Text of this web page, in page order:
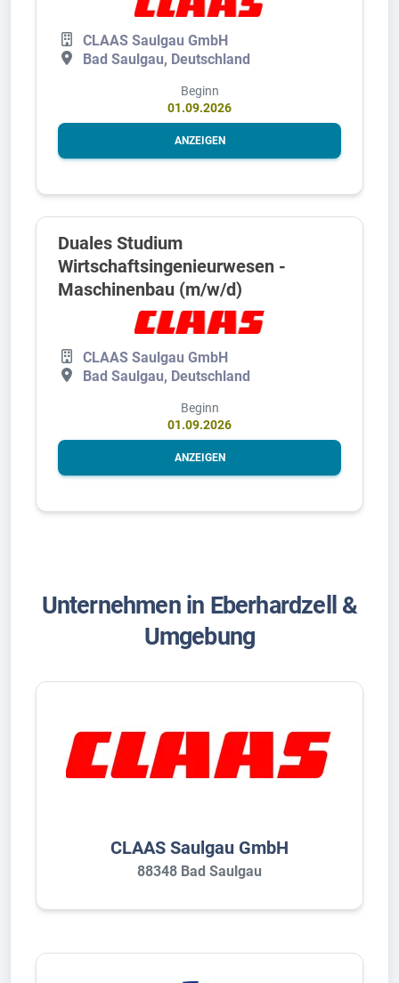
CLAAS Saulgau GmbH
Bad Saulgau, Deutschland
Beginn
01.09.2026
ANZEIGEN
Duales Studium
Wirtschaftsingenieurwesen -
Maschinenbau (m/w/d)
CLAAS Saulgau GmbH
Bad Saulgau, Deutschland
Beginn
01.09.2026
ANZEIGEN
Unternehmen in Eberhardzell &
Umgebung
CLAAS Saulgau GmbH
88348 Bad Saulgau